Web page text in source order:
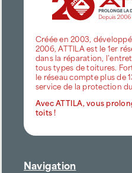
Créée en 2003,
2006, ATTILA est le 1er
dans la réparation,
tous types de toitures.
le réseau compte plus de
service de la protection
Avec ATTILA, vous
toits !
Navigation